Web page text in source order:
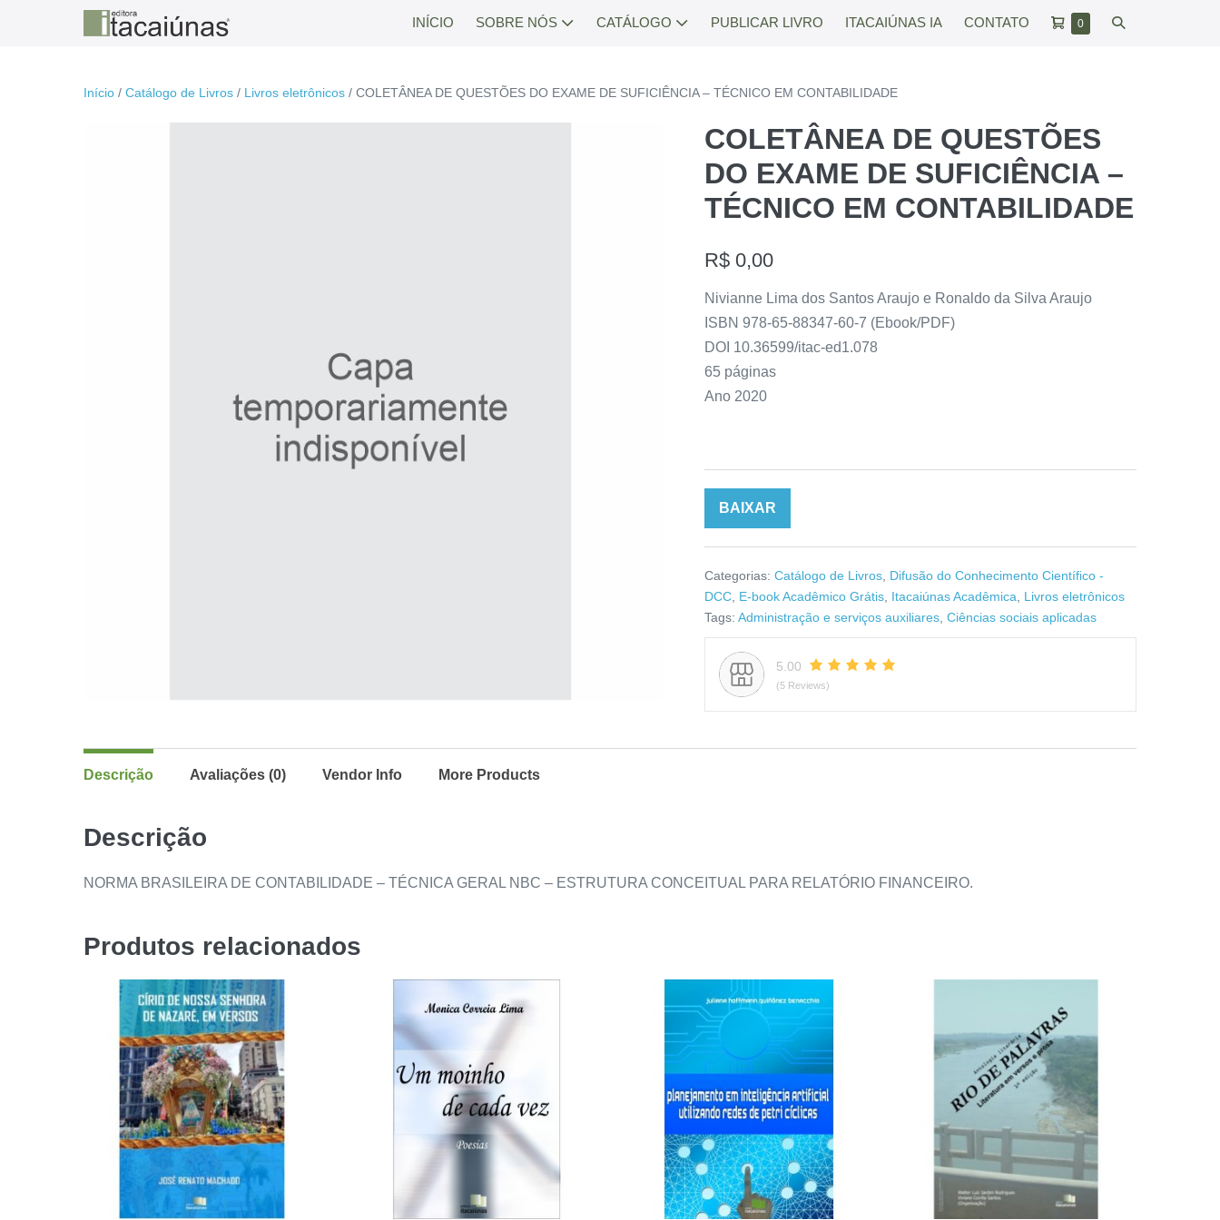
INÍCIO SOBRE NÓS CATÁLOGO PUBLICAR LIVRO ITACAIÚNAS IA CONTATO
Carrinho
0Itens
Alternar
Início / Catálogo de Livros / Livros eletrônicos / COLETÂNEA DE QUESTÕES DO EXAME DE SUFICIÊNCIA – TÉCNICO EM CONTABILIDADE
COLETÂNEA DE QUESTÕES
DO EXAME DE SUFICIÊNCIA –
TÉCNICO EM CONTABILIDADE
R$ 0,00
Nivianne Lima dos Santos Araujo e Ronaldo da Silva Araujo
ISBN 978-65-88347-60-7 (Ebook/PDF)
DOI 10.36599/itac-ed1.078
65 páginas
Ano 2020
BAIXAR
Categorias:Catálogo de Livros Difusão do Conhecimento Científico -
DCC E-book Acadêmico Grátis Itacaiúnas Acadêmica
Livros eletrônicos
Tags:Administração e serviços auxiliares ,Ciências sociais aplicadas
5.00
(5 Reviews)
Descrição Avaliações (0) Vendor Info More Products
Descrição
NORMA BRASILEIRA DE CONTABILIDADE – TÉCNICA GERAL NBC – ESTRUTURA CONCEITUAL PARA RELATÓRIO FINANCEIRO.
Produtos relacionados